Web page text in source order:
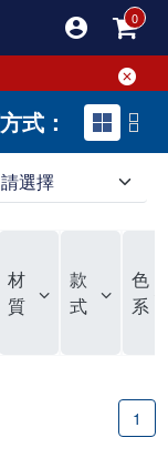
式：
請選擇
材
質
款
式
色
系
1